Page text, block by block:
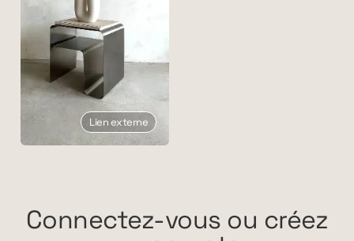
Lien externe
Connectez-vous ou créez